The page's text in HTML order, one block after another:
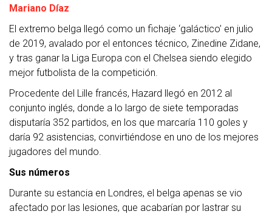
Mariano Díaz
El extremo belga llegó como un fichaje ‘galáctico’ en julio
de 2019, avalado por el entonces técnico, Zinedine Zidane,
y tras ganar la Liga Europa con el Chelsea siendo elegido
mejor futbolista de la competición.
Procedente del Lille francés, Hazard llegó en 2012 al
conjunto inglés, donde a lo largo de siete temporadas
disputaría 352 partidos, en los que marcaría 110 goles y
daría 92 asistencias, convirtiéndose en uno de los mejores
jugadores del mundo.
Sus números
Durante su estancia en Londres, el belga apenas se vio
afectado por las lesiones, que acabarían por lastrar su